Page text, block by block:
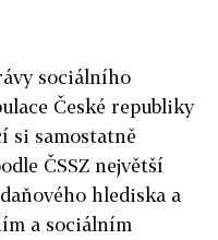
sociálního
České republiky
si samostatně
ČSSZ největší
hlediska a
a sociálním